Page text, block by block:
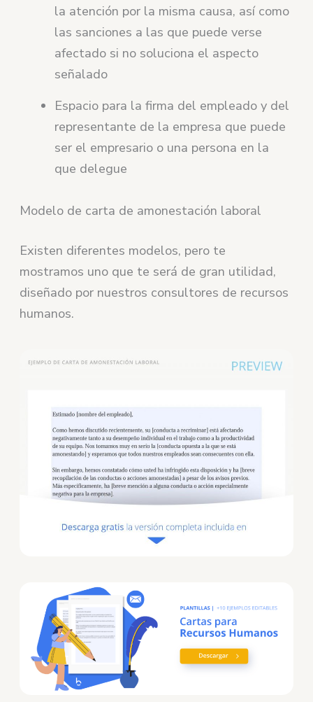
la atención por la misma causa, así como
las sanciones a las que puede verse
afectado si no soluciona el aspecto
señalado
Espacio para la firma del empleado y del
representante de la empresa que puede
ser el empresario o una persona en la
que delegue
Modelo de carta de amonestación laboral
Existen diferentes modelos, pero te
mostramos uno que te será de gran utilidad,
diseñado por nuestros consultores de recursos
humanos.